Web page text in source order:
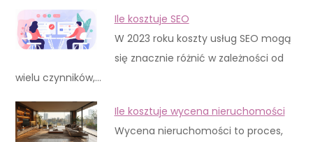
Ile kosztuje SEO
W 2023 roku koszty usług SEO mogą
się znacznie różnić w zależności od
wielu czynników,…
Ile kosztuje wycena nieruchomości
Wycena nieruchomości to proces,